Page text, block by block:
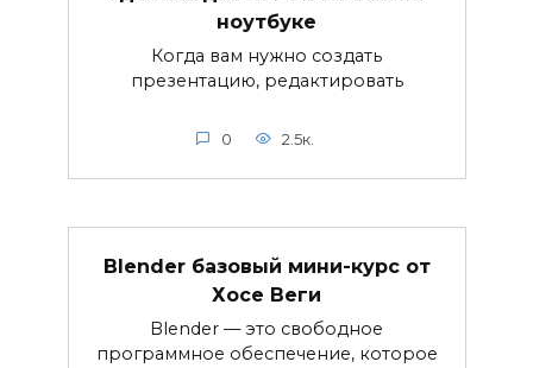
ноутбуке
Когда вам нужно создать
презентацию, редактировать
0 2.5к.
Blender базовый мини-курс от
Хосе Веги
Blender — это свободное
программное обеспечение, которое